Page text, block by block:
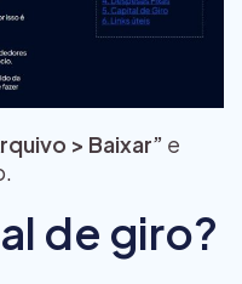
> Baixar” e
de giro?